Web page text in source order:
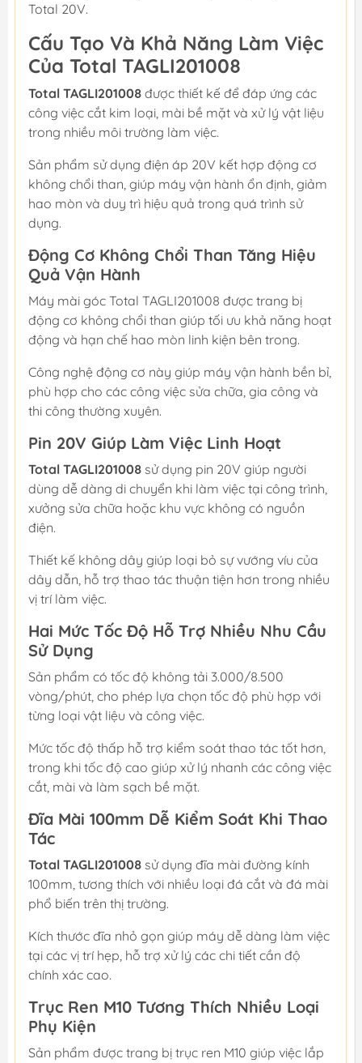
Total 20V.
Cấu Tạo Và Khả Năng Làm Việc
Của Total TAGLI201008
Total TAGLI201008 được thiết kế để đáp ứng các
công việc cắt kim loại, mài bề mặt và xử lý vật liệu
trong nhiều môi trường làm việc.
Sản phẩm sử dụng điện áp 20V kết hợp động cơ
không chổi than, giúp máy vận hành ổn định, giảm
hao mòn và duy trì hiệu quả trong quá trình sử
dụng.
Động Cơ Không Chổi Than Tăng Hiệu
Quả Vận Hành
Máy mài góc Total TAGLI201008 được trang bị
động cơ không chổi than giúp tối ưu khả năng hoạt
động và hạn chế hao mòn linh kiện bên trong.
Công nghệ động cơ này giúp máy vận hành bền bỉ,
phù hợp cho các công việc sửa chữa, gia công và
thi công thường xuyên.
Pin 20V Giúp Làm Việc Linh Hoạt
Total TAGLI201008 sử dụng pin 20V giúp người
dùng dễ dàng di chuyển khi làm việc tại công trình,
xưởng sửa chữa hoặc khu vực không có nguồn
điện.
Thiết kế không dây giúp loại bỏ sự vướng víu của
dây dẫn, hỗ trợ thao tác thuận tiện hơn trong nhiều
vị trí làm việc.
Hai Mức Tốc Độ Hỗ Trợ Nhiều Nhu Cầu
Sử Dụng
Sản phẩm có tốc độ không tải 3.000/8.500
vòng/phút, cho phép lựa chọn tốc độ phù hợp với
từng loại vật liệu và công việc.
Mức tốc độ thấp hỗ trợ kiểm soát thao tác tốt hơn,
trong khi tốc độ cao giúp xử lý nhanh các công việc
cắt, mài và làm sạch bề mặt.
Đĩa Mài 100mm Dễ Kiểm Soát Khi Thao
Tác
Total TAGLI201008 sử dụng đĩa mài đường kính
100mm, tương thích với nhiều loại đá cắt và đá mài
phổ biến trên thị trường.
Kích thước đĩa nhỏ gọn giúp máy dễ dàng làm việc
tại các vị trí hẹp, hỗ trợ xử lý các chi tiết cần độ
chính xác cao.
Trục Ren M10 Tương Thích Nhiều Loại
Phụ Kiện
Sản phẩm được trang bị trục ren M10 giúp việc lắp